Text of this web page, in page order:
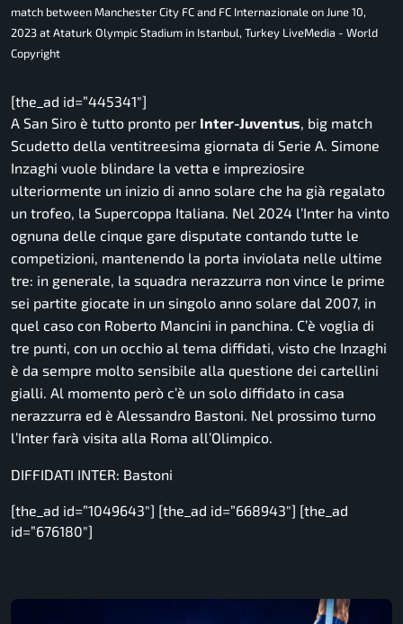
match between Manchester City FC and FC Internazionale on June 10,
2023 at Ataturk Olympic Stadium in Istanbul, Turkey LiveMedia - World
Copyright
[the_ad id=”445341″]
A San Siro è tutto pronto per Inter-Juventus, big match
Scudetto della ventitreesima giornata di Serie A. Simone
Inzaghi vuole blindare la vetta e impreziosire
ulteriormente un inizio di anno solare che ha già regalato
un trofeo, la Supercoppa Italiana. Nel 2024 l’Inter ha vinto
ognuna delle cinque gare disputate contando tutte le
competizioni, mantenendo la porta inviolata nelle ultime
tre: in generale, la squadra nerazzurra non vince le prime
sei partite giocate in un singolo anno solare dal 2007, in
quel caso con Roberto Mancini in panchina. C’è voglia di
tre punti, con un occhio al tema diffidati, visto che Inzaghi
è da sempre molto sensibile alla questione dei cartellini
gialli. Al momento però c’è un solo diffidato in casa
nerazzurra ed è Alessandro Bastoni. Nel prossimo turno
l’Inter farà visita alla Roma all’Olimpico.
DIFFIDATI INTER: Bastoni
[the_ad id=”1049643″] [the_ad id=”668943″] [the_ad
id=”676180″]